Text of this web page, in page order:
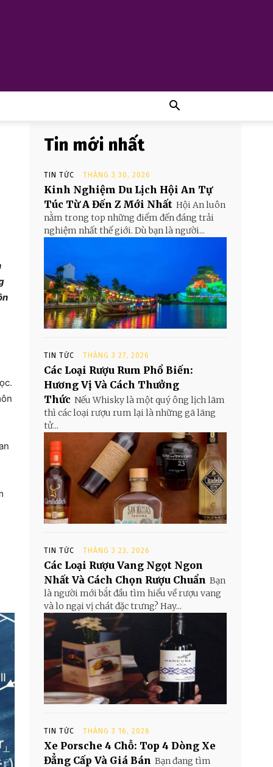
Tin mới nhất
TIN TỨC THÁNG 3 30, 2026
Kinh Nghiệm Du Lịch Hội An Tự
Túc Từ A Đến Z Mới Nhất Hội An luôn
nằm trong top những điểm đến đáng trải
nghiệm nhất thế giới. Dù bạn là người...
TIN TỨC THÁNG 3 27, 2026
Các Loại Rượu Rum Phổ Biến:
Hương Vị Và Cách Thưởng
Thức Nếu Whisky là một quý ông lịch lãm
thì các loại rượu rum lại là những gã lãng
tử...
TIN TỨC THÁNG 3 23, 2026
Các Loại Rượu Vang Ngọt Ngon
Nhất Và Cách Chọn Rượu Chuẩn Bạn
là người mới bắt đầu tìm hiểu về rượu vang
và lo ngại vị chát đặc trưng? Hay...
TIN TỨC THÁNG 3 16, 2026
Xe Porsche 4 Chỗ: Top 4 Dòng Xe
Đẳng Cấp Và Giá Bán Bạn đang tìm